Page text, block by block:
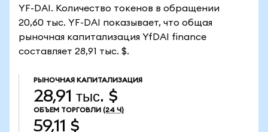
YF-DAI. Количество токенов в обращении
20,60 тыс. YF-DAI показывает, что общая
рыночная капитализация YfDAI finance
составляет 28,91 тыс. $.
РЫНОЧНАЯ КАПИТАЛИЗАЦИЯ
28,91 тыс. $
ОБЪЕМ ТОРГОВЛИ (24 Ч)
59,11 $